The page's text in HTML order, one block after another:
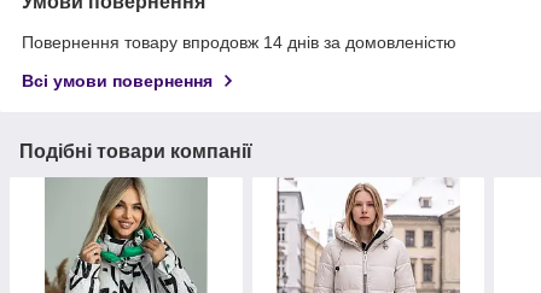
Повернення товару впродовж 14 днів за домовленістю
Всі умови повернення
Подібні товари компанії